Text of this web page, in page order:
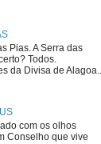
Pias. A Serra das
Todos.
da Divisa de
com os olhos
Conselho que vive